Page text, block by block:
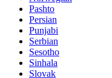
Pashto
Persian
Punjabi
Serbian
Sesotho
Sinhala
Slovak